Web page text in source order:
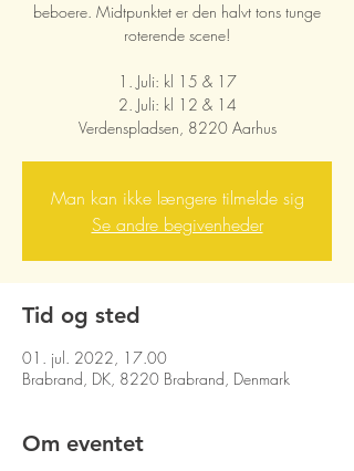
beboere. Midtpunktet er den halvt tons tunge
roterende scene!
1. Juli: kl 15 & 17
2. Juli: kl 12 & 14
Verdenspladsen, 8220 Aarhus
Man kan ikke længere tilmelde sig
Se andre begivenheder
Tid og sted
01. jul. 2022, 17.00
Brabrand, DK, 8220 Brabrand, Denmark
Om eventet